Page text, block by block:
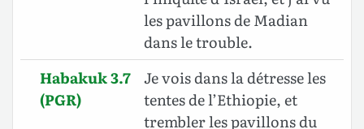
les pavillons de Madian
dans le trouble.
Habakuk 3.7
(PGR)
Je vois dans la détresse les
tentes de l’Ethiopie, et
trembler les pavillons du